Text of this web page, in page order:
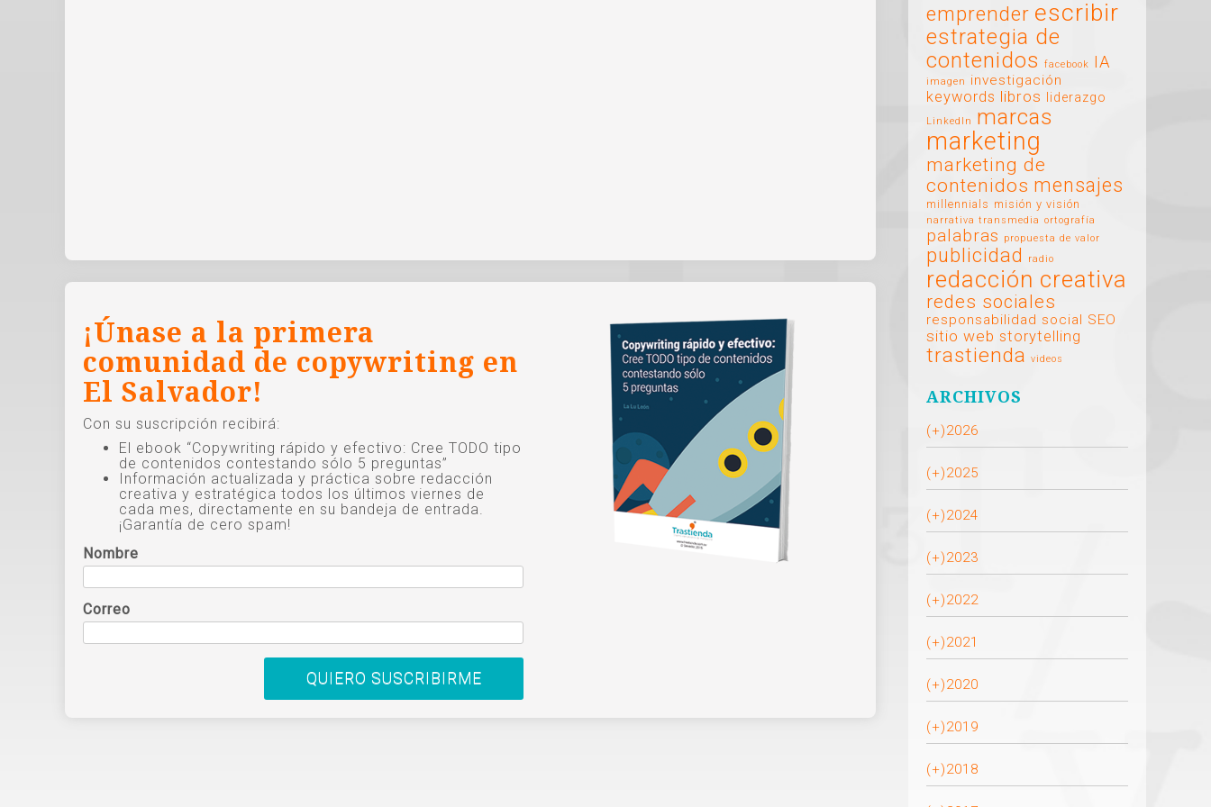
¡Únase a la primera
comunidad de copywriting en
El Salvador!
Con su suscripción recibirá:
El ebook “Copywriting rápido y efectivo: Cree TODO tipo
de contenidos contestando sólo 5 preguntas”
Información actualizada y práctica sobre redacción
creativa y estratégica todos los últimos viernes de
cada mes, directamente en su bandeja de entrada.
¡Garantía de cero spam!
Nombre
Correo
emprender escribir
estrategia de
contenidos
facebook IA
imagen investigación
keywords libros liderazgo
LinkedIn marcas
marketing
marketing de
contenidos mensajes
millennials misión y visión
narrativa transmedia ortografía
palabras propuesta de valor
publicidad radio
redacción creativa
redes sociales
responsabilidad social SEO
sitio web storytelling
trastienda videos
ARCHIVOS
(+)2026
(+)2025
(+)2024
(+)2023
(+)2022
(+)2021
(+)2020
(+)2019
(+)2018